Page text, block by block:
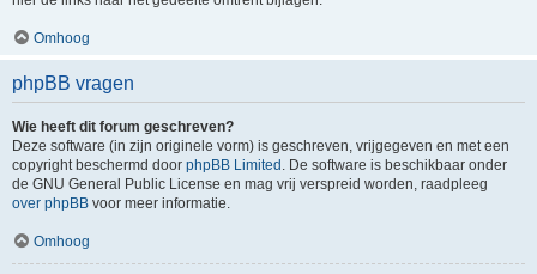
Omhoog
phpBB vragen
Wie heeft dit forum geschreven?
Deze software (in zijn originele vorm) is geschreven, vrijgegeven en met een
copyright beschermd door phpBB Limited . De software is beschikbaar onder
de GNU General Public License en mag vrij verspreid worden, raadpleeg
over phpBB voor meer informatie.
Omhoog